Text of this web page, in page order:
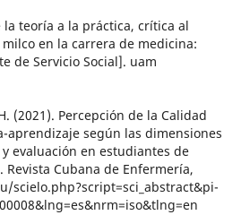
la teoría a la práctica, crítica al
en la carrera de medicina:
de Servicio Social]. uam
(2021). Percepción de la Calidad
aprendizaje según las dimensiones
evaluación en estudiantes de
Cubana de Enfermería,
scielo.php?script=sci_abstract&pi-